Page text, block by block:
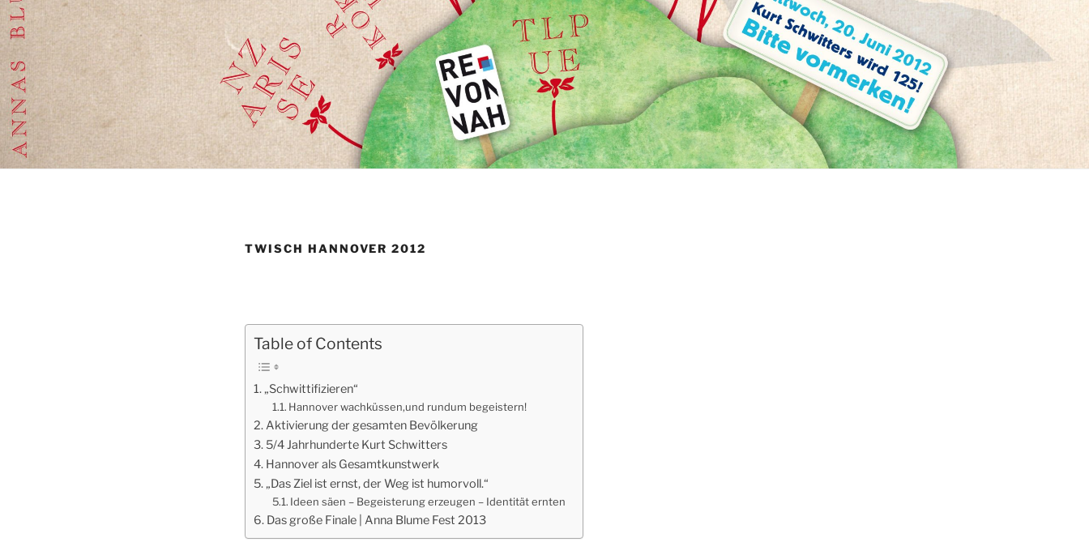
TWISCH HANNOVER 2012
Table of Contents
„Schwittifizieren“
Hannover wachküssen,und rundum begeistern!
Aktivierung der gesamten Bevölkerung
5/4 Jahrhunderte Kurt Schwitters
Hannover als Gesamtkunstwerk
„Das Ziel ist ernst, der Weg ist humorvoll.“
Ideen säen – Begeisterung erzeugen – Identität ernten
Das große Finale | Anna Blume Fest 2013